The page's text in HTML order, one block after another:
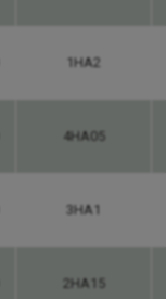
1HA2
4HA05
3HA1
2HA15